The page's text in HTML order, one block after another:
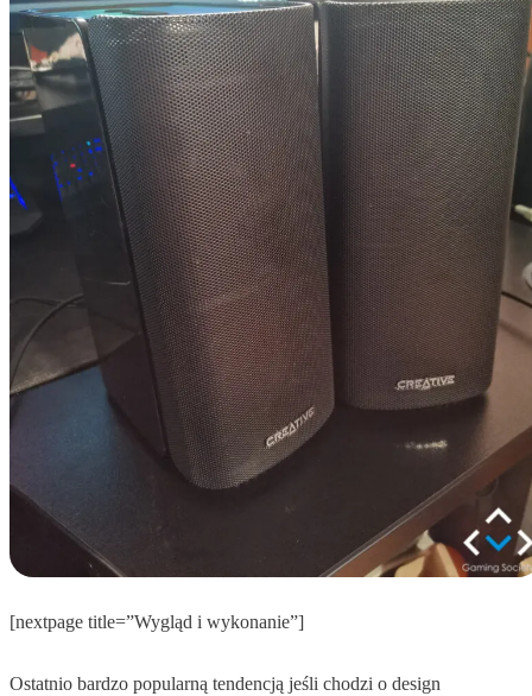
[nextpage title=”Wygląd i wykonanie”]
Ostatnio bardzo popularną tendencją jeśli chodzi o design